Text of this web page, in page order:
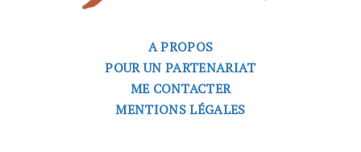
A PROPOS
POUR UN PARTENARIAT
ME CONTACTER
MENTIONS LÉGALES